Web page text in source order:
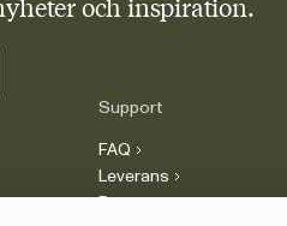
och inspiration.
Support
FAQ
Leverans